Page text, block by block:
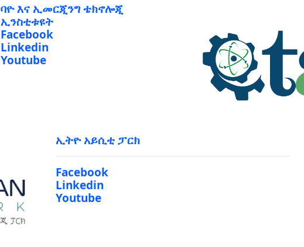
ባዮ እና ኢመርጂንግ ቴክኖሎጂ
ኢንስቲቱዩት
Facebook
Linkedin
Youtube
ኢትዮ አይሲቲ ፓርክ
Facebook
Linkedin
Youtube